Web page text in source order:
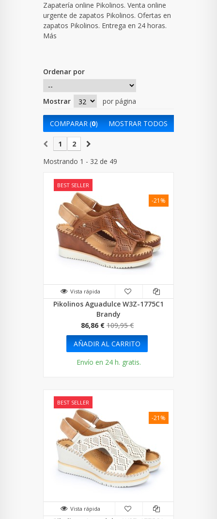
Zapatería online Pikolinos. Venta online
urgente de zapatos Pikolinos. Ofertas en
zapatos Pikolinos. Entrega en 24 horas.
Más
Ordenar por
Mostrar por página
COMPARAR (0) MOSTRAR TODOS
1
2
Mostrando 1 - 32 de 49
BEST SELLER
Vista rápida
Pikolinos Aguadulce W3Z-1775C1
Brandy
86,86 € 109,95 €
-21%
AÑADIR AL CARRITO
Envío en 24 h. gratis.
BEST SELLER
Vista rápida
-21%